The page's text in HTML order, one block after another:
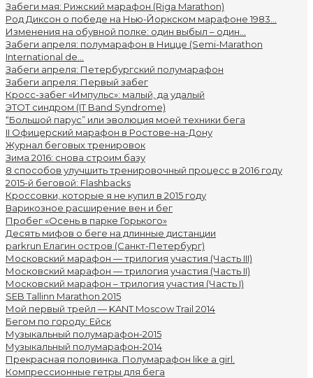
Забеги мая: Рижский марафон (Riga Marathon)
Род Диксон о победе на Нью-Йоркском марафоне 1983...
Изменения на обувной полке: один выбыл – один...
Забеги апреля: полумарафон в Ницце (Semi-Marathon
International de...
Забеги апреля: Петербургский полумарафон
Забеги апреля: Первый забег
Кросс-забег «Импульс»: малый, да удалый
ЭТОТ синдром (IT Band Syndrome)
“Большой парус” или эволюция моей техники бега
II Офицерский марафон в Ростове-на-Дону
Журнал беговых тренировок
Зима 2016: снова строим базу
8 способов улучшить тренировочный процесс в 2016 году
2015-й беговой: Flashbacks
Кроссовки, которые я не купил в 2015 году
Варикозное расширение вен и бег
Пробег «Осень в парке Горького»
Десять мифов о беге на длинные дистанции
parkrun Елагин остров (Санкт-Петербург)
Московский марафон — трилогия участия (Часть III)
Московский марафон — трилогия участия (Часть II)
Московский марафон – трилогия участия (Часть I)
SEB Tallinn Marathon 2015
Мой первый трейл — KANT Moscow Trail 2014
Бегом по городу: Ейск
Музыкальный полумарафон-2015
Музыкальный полумарафон-2014
Прекрасная половинка. Полумарафон like a girl.
Компрессионные гетры для бега